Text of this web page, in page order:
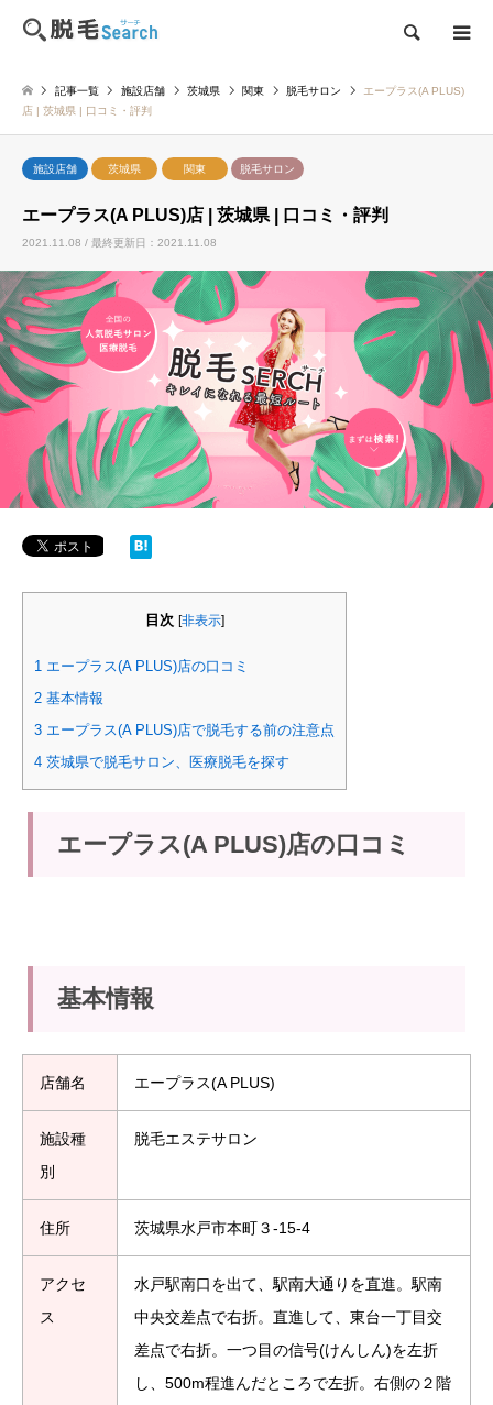
検索
記事一覧 施設店舗 茨城県 関東 脱毛サロン
エープラス(A PLUS)
店 | 茨城県 | 口コミ・評判
施設店舗 茨城県 関東 脱毛サロン
エープラス(A PLUS)店 | 茨城県 | 口コミ・評判
2021.11.08 / 最終更新日：2021.11.08
目次 [非表示]
1 エープラス(A PLUS)店の口コミ
2 基本情報
3 エープラス(A PLUS)店で脱毛する前の注意点
4 茨城県で脱毛サロン、医療脱毛を探す
エープラス(A PLUS)店の口コミ
基本情報
店舗名 エープラス(A PLUS)
施設種
別
脱毛エステサロン
住所 茨城県水戸市本町３‐15-4
アクセ
ス
水戸駅南口を出て、駅南大通りを直進。駅南
中央交差点で右折。直進して、東台一丁目交
差点で右折。一つ目の信号(けんしん)を左折
し、500m程進んだところで左折。右側の２階